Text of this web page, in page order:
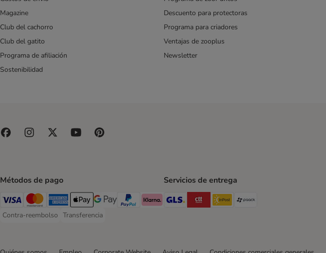
Magazine
Club del cachorro
Club del gatito
Programa de afiliación
Sostenibilidad
Descuento para protectoras
Programa para criadores
Ventajas de zooplus
Newsletter
Métodos de pago
Visa Payment Method
Mastercard Payment Method
American Express Payment Method
Apple Pay Payment Method
Google Pay Payment Method
PayPal Payment Method
Klarna Payment Method
Contra-reembolso
Contra-reembolso Payment Method
Transferencia
Transferencia Payment Method
Servicios de entrega
GLS Shipping Method
CTTExpress Shipping Method
InPost Shipping Method